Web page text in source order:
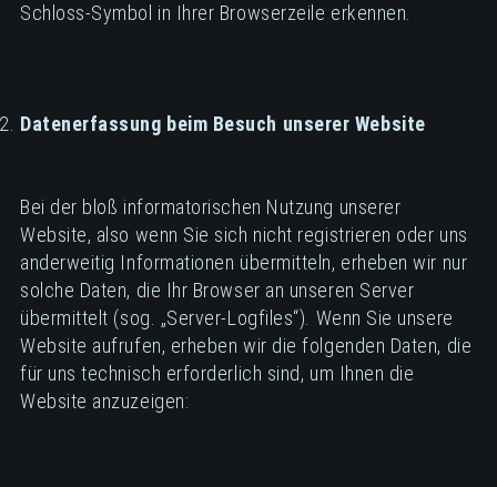
Schloss-Symbol in Ihrer Browserzeile erkennen.
Datenerfassung beim Besuch unserer Website
Bei der bloß informatorischen Nutzung unserer
Website, also wenn Sie sich nicht registrieren oder uns
anderweitig Informationen übermitteln, erheben wir nur
solche Daten, die Ihr Browser an unseren Server
übermittelt (sog. „Server-Logfiles“). Wenn Sie unsere
Website aufrufen, erheben wir die folgenden Daten, die
für uns technisch erforderlich sind, um Ihnen die
Website anzuzeigen: